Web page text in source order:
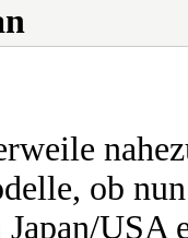
ob
USA